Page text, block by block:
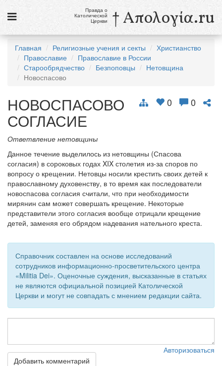
Новости
Католики в России
Галерея
Викторины
Ссылки
Религиозные учения и секты, справочник
9 августа
Св. Тереза Бенедикта Креста, дева и мученица
см. календарь
mail@apologia.ru
Отправить сообщение
Вход
Правда о
Католической
Церкви † Απολογία.ru
Главная Религиозные учения и секты
Христианство
Православие
Православие в России
Старообрядчество
Безпоповцы
Нетовщина
Новоспасово
0 0
НОВОСПАСОВО
СОГЛАСИЕ
Ответвление нетовщины
Данное течение выделилось из нетовщины (Спасова
согласия) в сороковых годах XIX столетия из-за споров по
вопросу о крещении. Нетовцы носили крестить своих детей к
православному духовенству, в то время как последователи
новоспасова согласия считали, что при необходимости
мирянин сам может совершать крещение. Некоторые
представители этого согласия вообще отрицали крещение
детей, заменяя его обрядом надевания нательного креста.
Справочник составлен на основе исследований
сотрудников информационно-просветительского центра
«Militia Dei». Оценочные суждения, высказанные в статьях
не являются официальной позицией Католической
Церкви и могут не совпадать с мнением редакции сайта.
Авторизоваться
Добавить комментарий